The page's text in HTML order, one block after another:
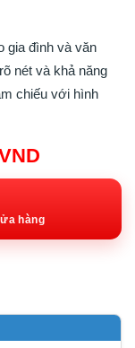
gia đình và văn
nét và khả năng
chiếu với hình
hiện
hàng